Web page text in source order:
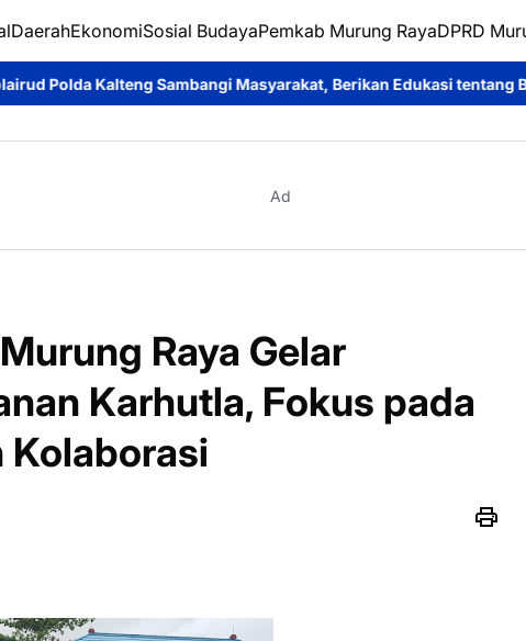
DaerahEkonomiSosial BudayaPemkab Murung RayaDPRD
Masyarakat, Berikan Edukasi tentang Bahaya Terorisme dan
Ad
Raya Gelar
Karhutla, Fokus pada
Kolaborasi